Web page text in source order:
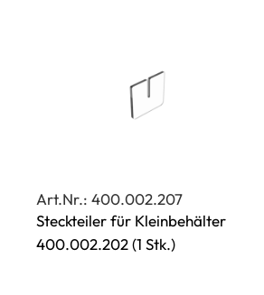
Art.Nr.: 400.002.207
Steckteiler für Kleinbehälter
400.002.202(1 Stk.)